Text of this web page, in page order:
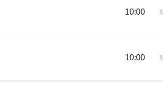
10:00
10:00